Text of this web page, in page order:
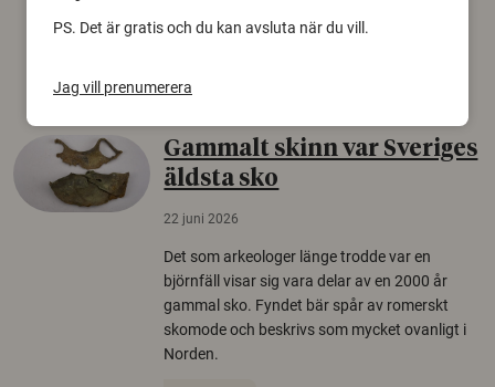
Gammalt skinn var Sveriges
äldsta sko
22 juni 2026
Det som arkeologer länge trodde var en
björnfäll visar sig vara delar av en 2000 år
gammal sko. Fyndet bär spår av romerskt
skomode och beskrivs som mycket ovanligt i
Norden.
PS. Det är gratis och du kan avsluta när du vill.
Jag vill prenumerera